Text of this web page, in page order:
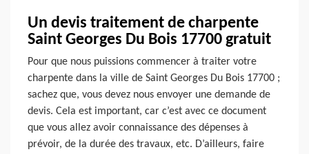
Un devis traitement de charpente
Saint Georges Du Bois 17700 gratuit
Pour que nous puissions commencer à traiter votre
charpente dans la ville de Saint Georges Du Bois 17700 ;
sachez que, vous devez nous envoyer une demande de
devis. Cela est important, car c’est avec ce document
que vous allez avoir connaissance des dépenses à
prévoir, de la durée des travaux, etc. D’ailleurs, faire